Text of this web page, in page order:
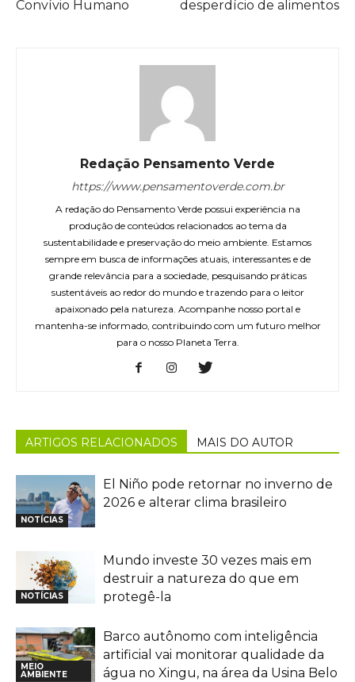
Convívio Humano desperdício de alimentos
Redação Pensamento Verde
https://www.pensamentoverde.com.br
A redação do Pensamento Verde possui experiência na
produção de conteúdos relacionados ao tema da
sustentabilidade e preservação do meio ambiente. Estamos
sempre em busca de informações atuais, interessantes e de
grande relevância para a sociedade, pesquisando práticas
sustentáveis ao redor do mundo e trazendo para o leitor
apaixonado pela natureza. Acompanhe nosso portal e
mantenha-se informado, contribuindo com um futuro melhor
para o nosso Planeta Terra.
ARTIGOS RELACIONADOS MAIS DO AUTOR
NOTÍCIAS
El Niño pode retornar no inverno de
2026 e alterar clima brasileiro
NOTÍCIAS
Mundo investe 30 vezes mais em
destruir a natureza do que em
protegê-la
MEIO
AMBIENTE
Barco autônomo com inteligência
artificial vai monitorar qualidade da
água no Xingu, na área da Usina Belo